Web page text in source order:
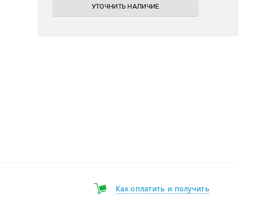
УТОЧНИТЬ НАЛИЧИЕ
Как оплатить и получить